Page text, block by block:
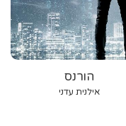
הורנס
אילנית עדני